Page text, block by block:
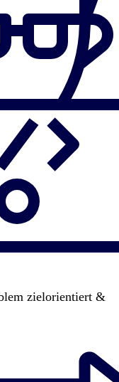
zielorientiert &